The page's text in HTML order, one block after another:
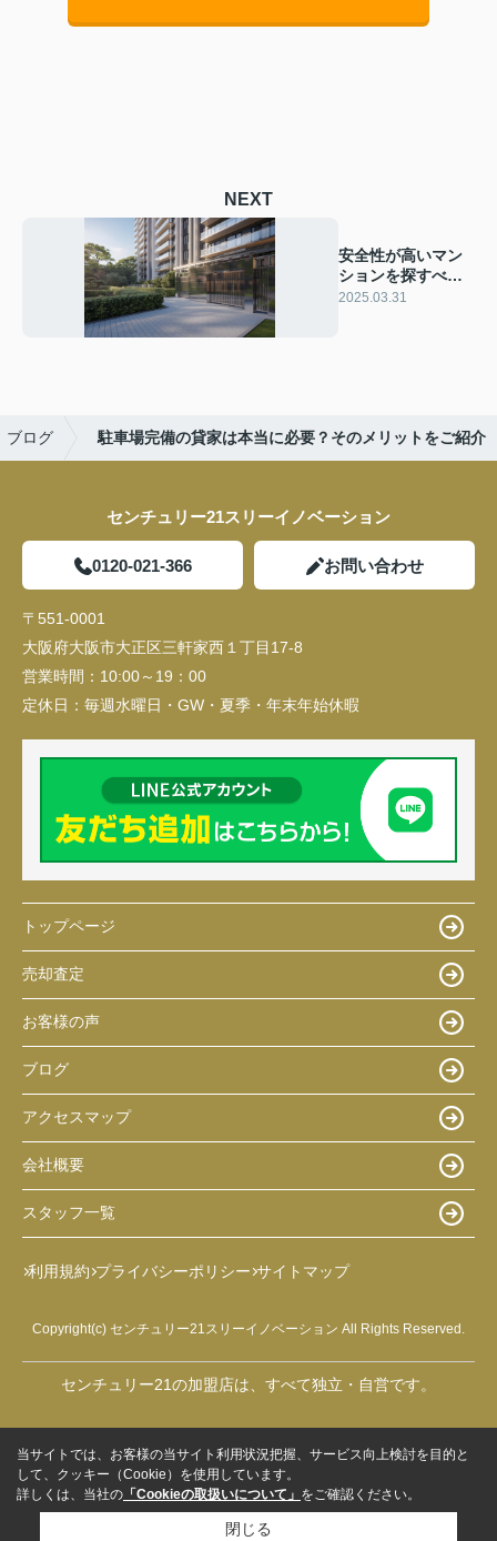
NEXT
安全性が高いマン
ションを探すべき
理由とは？選び方
2025.03.31
ブログ 駐車場完備の貸家は本当に必要？そのメリットをご紹介
センチュリー21スリーイノベーション
0120-021-366 お問い合わせ
〒551-0001
大阪府大阪市大正区三軒家西１丁目17-8
営業時間： 10:00～19：00
定休日： 毎週水曜日・GW・夏季・年末年始休暇
トップページ
売却査定
お客様の声
ブログ
アクセスマップ
会社概要
スタッフ一覧
利用規約 プライバシーポリシー サイトマップ
Copyright(c) センチュリー21スリーイノベーション All Rights Reserved.
センチュリー21の加盟店は、すべて独立・自営です。
当サイトでは、お客様の当サイト利用状況把握、サービス向上検討を目的と
して、クッキー（Cookie）を使用しています。
詳しくは、当社の 「Cookieの取扱いについて」 をご確認ください。
閉じる